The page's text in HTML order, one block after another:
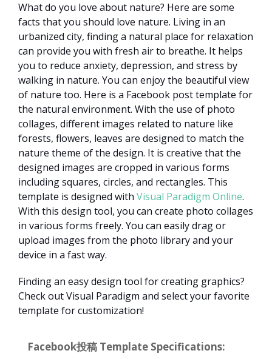
What do you love about nature? Here are some
facts that you should love nature. Living in an
urbanized city, finding a natural place for relaxation
can provide you with fresh air to breathe. It helps
you to reduce anxiety, depression, and stress by
walking in nature. You can enjoy the beautiful view
of nature too. Here is a Facebook post template for
the natural environment. With the use of photo
collages, different images related to nature like
forests, flowers, leaves are designed to match the
nature theme of the design. It is creative that the
designed images are cropped in various forms
including squares, circles, and rectangles. This
template is designed with Visual Paradigm Online.
With this design tool, you can create photo collages
in various forms freely. You can easily drag or
upload images from the photo library and your
device in a fast way.
Finding an easy design tool for creating graphics?
Check out Visual Paradigm and select your favorite
template for customization!
Facebook投稿 Template Specifications: